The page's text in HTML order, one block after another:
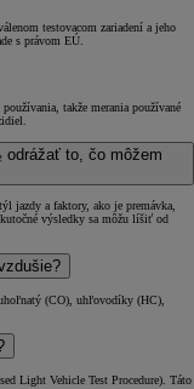
testovacom zariadení a jeho
s právom EÚ.
takže merania používané
odrážať to, čo môžem
jazdy a faktory, ako je premávka,
výsledky sa môžu líšiť od
(CO), uhľovodíky (HC),
Light Vehicle Test Procedure). Táto